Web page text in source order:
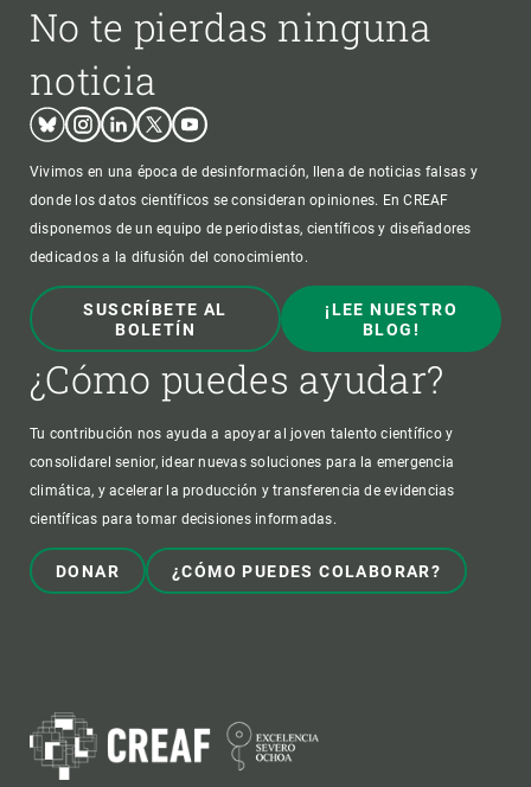
No te pierdas ninguna
noticia
BlueskyInstagram
LinkedinTwitterYoutube
Vivimos en una época de desinformación, llena de noticias falsas y
donde los datos científicos se consideran opiniones. En CREAF
disponemos de un equipo de periodistas, científicos y diseñadores
dedicados a la difusión del conocimiento.
SUSCRÍBETE AL
BOLETÍN
¡LEE NUESTRO
BLOG!
¿Cómo puedes ayudar?
Tu contribución nos ayuda a apoyar al joven talento científico y
consolidarel senior, idear nuevas soluciones para la emergencia
climática, y acelerar la producción y transferencia de evidencias
científicas para tomar decisiones informadas.
DONAR ¿CÓMO PUEDES COLABORAR?